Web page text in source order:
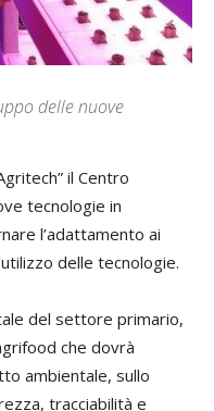
delle nuove
il Centro
tecnologie in
l’adattamento ai
delle tecnologie.
del settore primario,
che dovrà
ambientale, sullo
tracciabilità e